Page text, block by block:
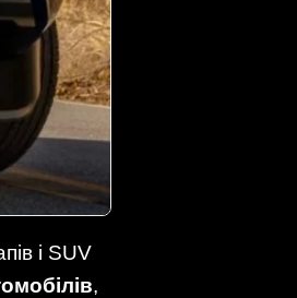
і SUV
,